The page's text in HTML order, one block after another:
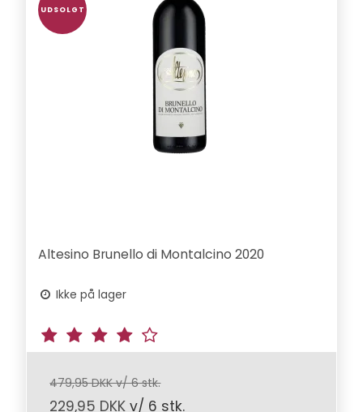
UDSOLGT
Altesino Brunello di Montalcino 2020
Ikke på lager
479,95 DKK v/ 6 stk.
229,95 DKK v/ 6 stk.